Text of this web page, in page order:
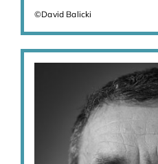
©David Balicki